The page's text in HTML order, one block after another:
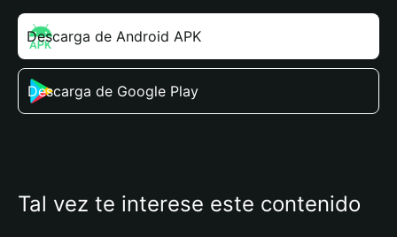
Descarga de Android APK
Descarga de Google Play
Tal vez te interese este contenido